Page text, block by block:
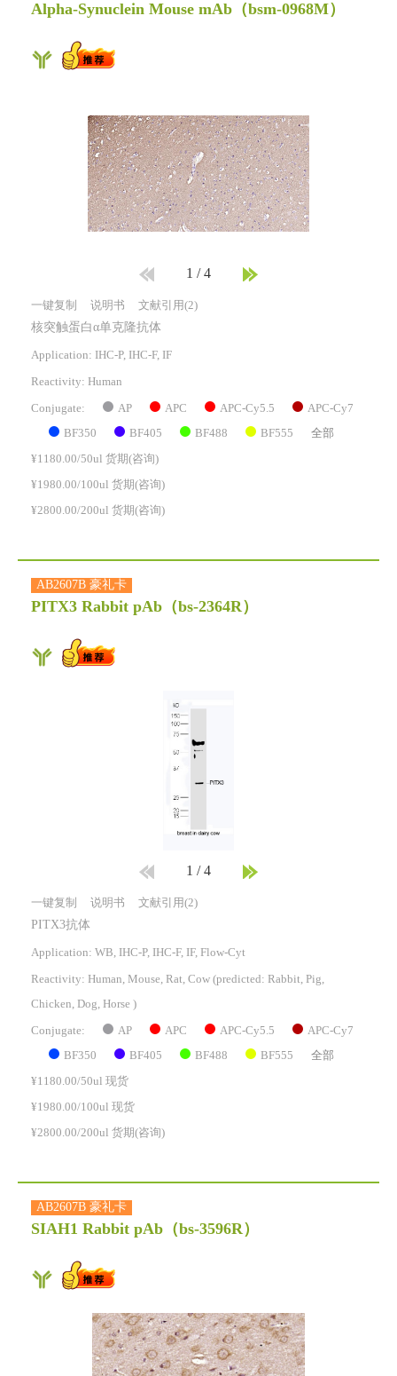
Alpha-Synuclein Mouse mAb （bsm-0968M）
1 /4
一键复制 说明书 文献引用(2)
核突触蛋白α单克隆抗体
Application: IHC-P, IHC-F, IF
Reactivity: Human
Conjugate: AP APC APC-Cy5.5 APC-Cy7
BF350 BF405 BF488 BF555 全部
¥1180.00/50ul 货期(咨询)
¥1980.00/100ul 货期(咨询)
¥2800.00/200ul 货期(咨询)
AB2607B 豪礼卡
PITX3 Rabbit pAb （bs-2364R）
1 /4
一键复制 说明书 文献引用(2)
PITX3抗体
Application: WB, IHC-P, IHC-F, IF, Flow-Cyt
Reactivity: Human, Mouse, Rat, Cow (predicted: Rabbit, Pig,
Chicken, Dog, Horse )
Conjugate: AP APC APC-Cy5.5 APC-Cy7
BF350 BF405 BF488 BF555 全部
¥1180.00/50ul 现货
¥1980.00/100ul 现货
¥2800.00/200ul 货期(咨询)
AB2607B 豪礼卡
SIAH1 Rabbit pAb （bs-3596R）